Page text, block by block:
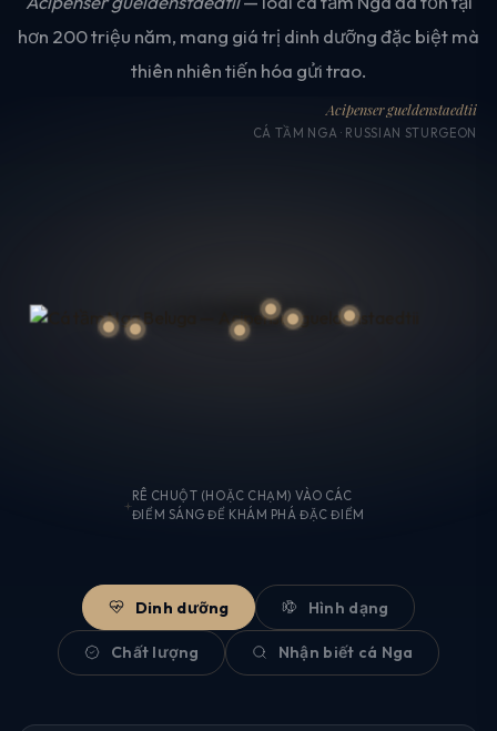
hơn 200 triệu năm, mang giá trị dinh dưỡng đặc biệt mà
thiên nhiên tiến hóa gửi trao.
Acipenser gueldenstaedtii
CÁ TẦM NGA · RUSSIAN STURGEON
RÊ CHUỘT (HOẶC CHẠM) VÀO CÁC
ĐIỂM SÁNG ĐỂ KHÁM PHÁ ĐẶC ĐIỂM
Dinh dưỡng Hình dạng
Chất lượng Nhận biết cá Nga
0986 480 256
ZALO
Nhắn tin